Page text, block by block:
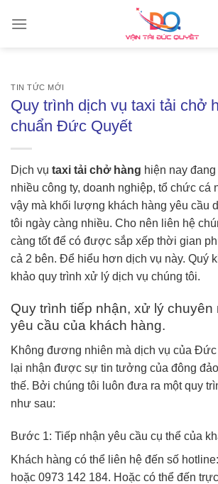
TIN TỨC MỚI
Quy trình dịch vụ taxi tải chở
chuẩn Đức Quyết
Dịch vụ taxi tải chở hàng hiện nay
nhiều công ty, doanh nghiệp, tổ chức cá
vậy mà khối lượng khách hàng yêu cầu
tôi ngày càng nhiều. Cho nên liên hệ
càng tốt để có được sắp xếp thời gian
cả 2 bên. Để hiểu hơn dịch vụ này. Quý
khảo quy trình xử lý dịch vụ chúng tôi.
Quy trình tiếp nhận, xử lý chuyên
yêu cầu của khách hàng.
Không đương nhiên mà dịch vụ của Đức
lại nhận được sự tin tưởng của đông
thế. Bởi chúng tôi luôn đưa ra một quy
như sau:
Bước 1: Tiếp nhận yêu cầu cụ thể của
Khách hàng có thể liên hệ đến số
hoặc 0973 142 184. Hoặc có thể đến